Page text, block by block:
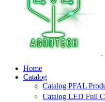
Home
Catalog
Catalog PFAL
Catalog LED Full